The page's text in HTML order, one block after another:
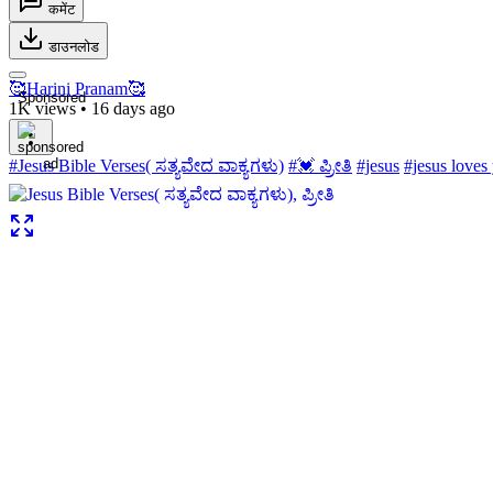
कमेंट
डाउनलोड
Sponsored
🥰Harini Pranam🥰
1K views • 16 days ago
#Jesus Bible Verses( ಸತ್ಯವೇದ ವಾಕ್ಯಗಳು) #💓 ಪ್ರೀತಿ #jesus #jesus loves